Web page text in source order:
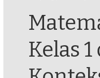
Kelas